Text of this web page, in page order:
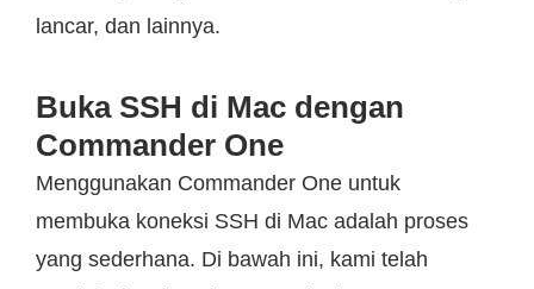
lancar, dan lainnya.
Buka SSH di Mac dengan
Commander One
Menggunakan Commander One untuk
membuka koneksi SSH di Mac adalah proses
yang sederhana. Di bawah ini, kami telah